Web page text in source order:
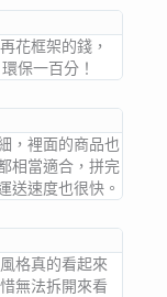
花框架的錢，
保一百分！
，裡面的商品也
相當適合，拼完
送速度也很快。
格真的看起來
無法拆開來看